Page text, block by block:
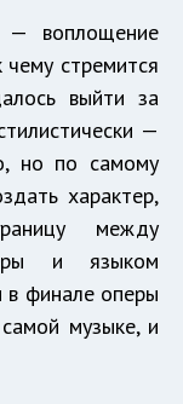
— воплощение
стремится
выйти за
—
но по самому
характер,
между
и языком
в финале оперы
музыке, и